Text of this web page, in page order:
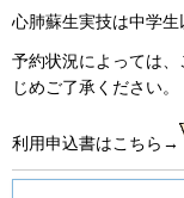
心肺蘇生実技は中学生
予約状況によっては
じめご了承ください。
利用申込書はこちら→